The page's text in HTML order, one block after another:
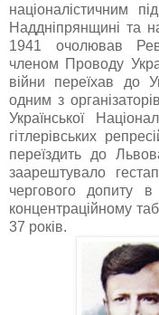
націоналістичним
Наддніпрянщині та
1941 очолював
членом Проводу
війни переїхав до
одним з
Української
гітлерівських
переїздить до
заарештувало
чергового
концентраційному
37 років.